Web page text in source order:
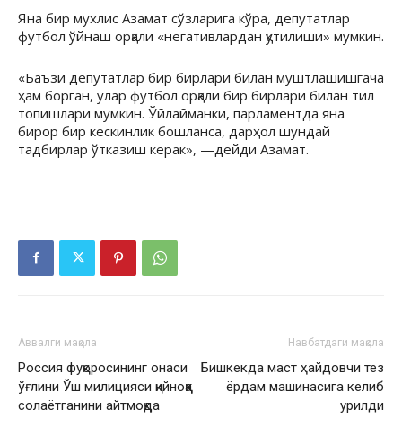
Яна бир мухлис Азамат сўзларига кўра, депутатлар
футбол ўйнаш орқали «негативлардан қутилиши» мумкин.
«Баъзи депутатлар бир бирлари билан муштлашишгача
ҳам борган, улар футбол орқали бир бирлари билан тил
топишлари мумкин. Ўйлайманки, парламентда яна
бирор бир кескинлик бошланса, дарҳол шундай
тадбирлар ўтказиш керак», —дейди Азамат.
Аввалги мақола
Россия фуқоросининг онаси
ўғлини Ўш милицияси қийноққа
солаётганини айтмоқда
Навбатдаги мақола
Бишкекда маст ҳайдовчи тез
ёрдам машинасига келиб
урилди